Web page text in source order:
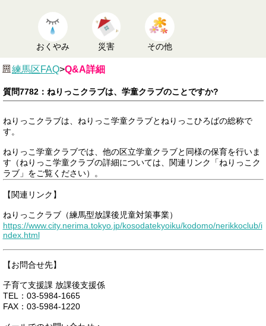
おくやみ 災害 その他
練馬区FAQ>Q&A詳細
質問7782：ねりっこクラブは、学童クラブのことですか?
ねりっこクラブは、ねりっこ学童クラブとねりっこひろばの総称で
す。
ねりっこ学童クラブでは、他の区立学童クラブと同様の保育を行いま
す（ねりっこ学童クラブの詳細については、関連リンク「ねりっこク
ラブ」をご覧ください）。
【関連リンク】
ねりっこクラブ（練馬型放課後児童対策事業）
https://www.city.nerima.tokyo.jp/kosodatekyoiku/kodomo/nerikkoclub/i
ndex.html
【お問合せ先】
子育て支援課 放課後支援係
TEL：03-5984-1665
FAX：03-5984-1220